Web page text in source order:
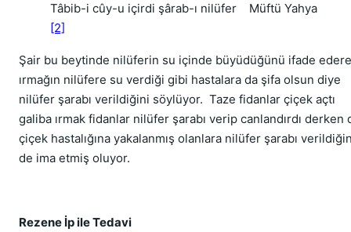
Tâbib-i cûy-u içirdi şârab-ı nilüfer
Müftü Yahya
[2]
Şair bu beytinde nilüferin su içinde büyüdüğünü ifade
ırmağın nilüfere su verdiği gibi hastalara da şifa olsun diye
nilüfer şarabı verildiğini söylüyor. Taze fidanlar çiçek açtı
galiba ırmak fidanlar nilüfer şarabı verip canlandırdı derken
çiçek hastalığına yakalanmış olanlara nilüfer şarabı
de ima etmiş oluyor.
Rezene İp ile Tedavi